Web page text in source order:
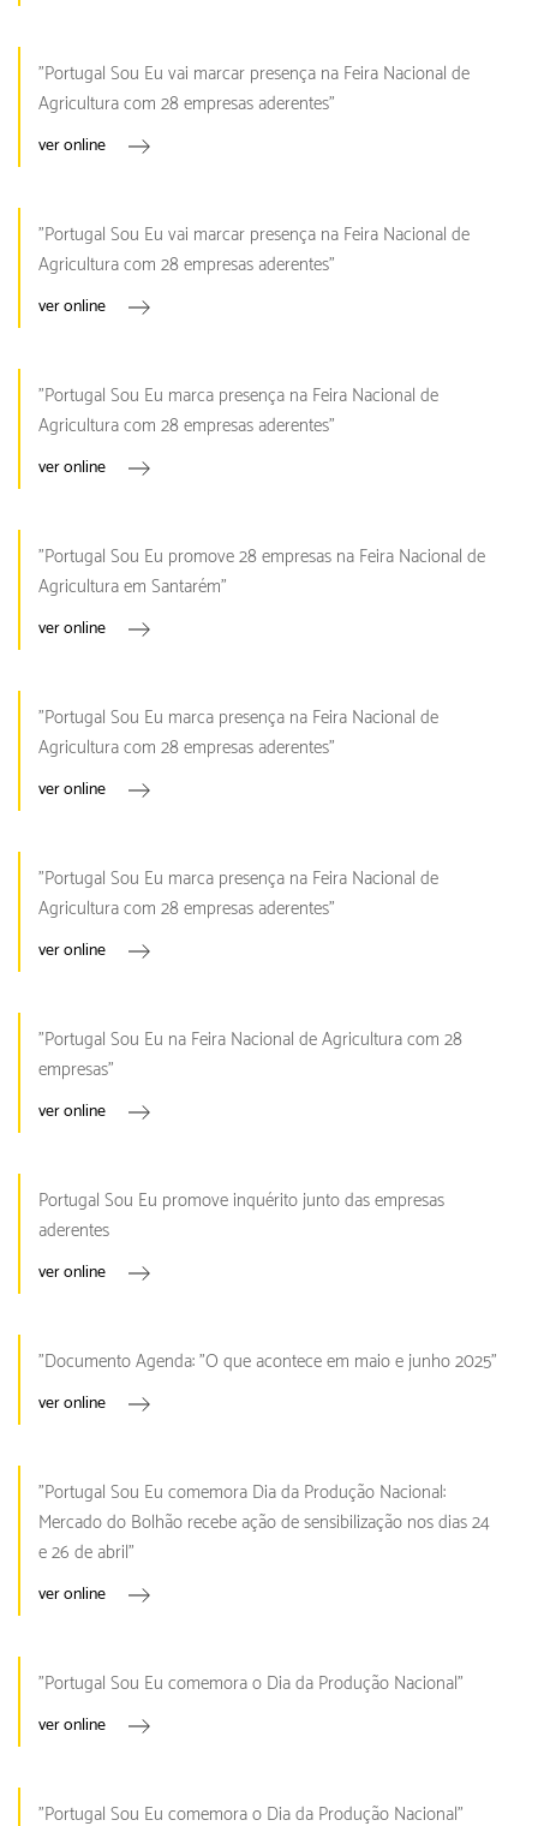
"Portugal Sou Eu vai marcar presença na Feira Nacional de
Agricultura com 28 empresas aderentes"
ver online
"Portugal Sou Eu vai marcar presença na Feira Nacional de
Agricultura com 28 empresas aderentes"
ver online
"Portugal Sou Eu marca presença na Feira Nacional de
Agricultura com 28 empresas aderentes"
ver online
"Portugal Sou Eu promove 28 empresas na Feira Nacional de
Agricultura em Santarém"
ver online
"Portugal Sou Eu marca presença na Feira Nacional de
Agricultura com 28 empresas aderentes"
ver online
"Portugal Sou Eu marca presença na Feira Nacional de
Agricultura com 28 empresas aderentes"
ver online
"Portugal Sou Eu na Feira Nacional de Agricultura com 28
empresas"
ver online
Portugal Sou Eu promove inquérito junto das empresas
aderentes
ver online
"Documento Agenda: "O que acontece em maio e junho 2025"
ver online
"Portugal Sou Eu comemora Dia da Produção Nacional:
Mercado do Bolhão recebe ação de sensibilização nos dias 24
e 26 de abril"
ver online
"Portugal Sou Eu comemora o Dia da Produção Nacional"
ver online
"Portugal Sou Eu comemora o Dia da Produção Nacional"